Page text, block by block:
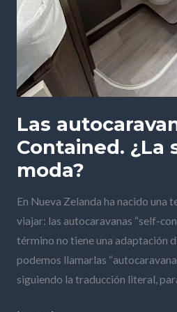
Las
Contained. ¿La
moda?
En Nueva Zelanda ha nacido una
viajar: las autocaravanas “self-
término no tiene una adaptación
podemos llamarlas
siguiendo la traducción literal,